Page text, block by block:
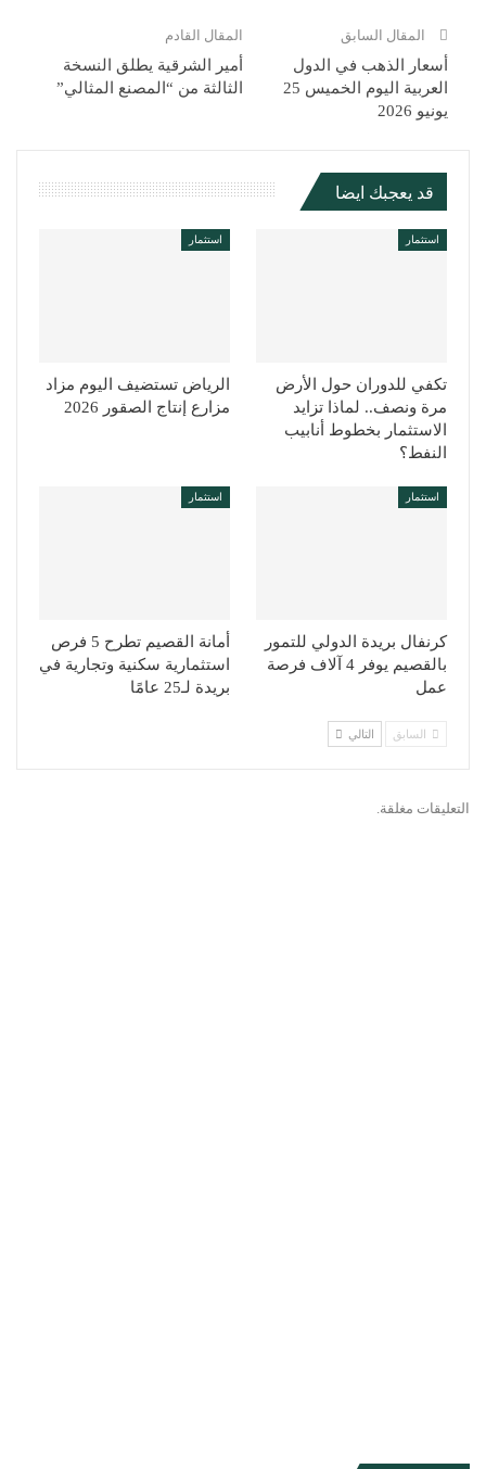
المقال السابق
أسعار الذهب في الدول
العربية اليوم الخميس 25
يونيو 2026
المقال القادم
أمير الشرقية يطلق النسخة
الثالثة من “المصنع المثالي”
قد يعجبك ايضا
استثمار
تكفي للدوران حول الأرض
مرة ونصف.. لماذا تزايد
الاستثمار بخطوط أنابيب
النفط؟
استثمار
الرياض تستضيف اليوم مزاد
مزارع إنتاج الصقور 2026
استثمار
كرنفال بريدة الدولي للتمور
بالقصيم يوفر 4 آلاف فرصة
عمل
استثمار
أمانة القصيم تطرح 5 فرص
استثمارية سكنية وتجارية في
بريدة لـ25 عامًا
السابق التالي
التعليقات مغلقة.